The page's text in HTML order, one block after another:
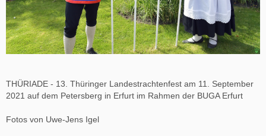
THÜRIADE - 13. Thüringer Landestrachtenfest am 11. September
2021 auf dem Petersberg in Erfurt im Rahmen der BUGA Erfurt
Fotos von Uwe-Jens Igel